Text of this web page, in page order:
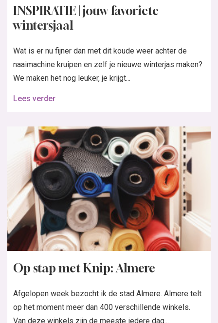
INSPIRATIE | jouw favoriete
wintersjaal
Wat is er nu fijner dan met dit koude weer achter de
naaimachine kruipen en zelf je nieuwe winterjas maken?
We maken het nog leuker, je krijgt...
Lees verder
Op stap met Knip: Almere
Afgelopen week bezocht ik de stad Almere. Almere telt
op het moment meer dan 400 verschillende winkels.
Van deze winkels zijn de meeste iedere dag...